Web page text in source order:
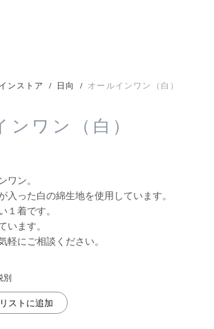
ンストア / 日向 / オールインワン（白）
ンワン（白）
ワン。
入った白の綿生地を使用しています。
１着です。
います。
軽にご相談ください。
別
ストに追加